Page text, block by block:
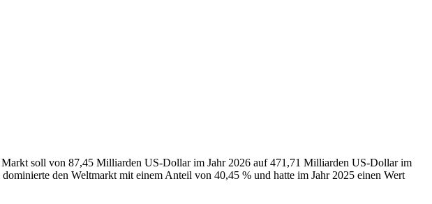
soll von 87,45 Milliarden US-Dollar im Jahr 2026 auf 471,71 Milliarden US-Dollar im
den Weltmarkt mit einem Anteil von 40,45 % und hatte im Jahr 2025 einen Wert